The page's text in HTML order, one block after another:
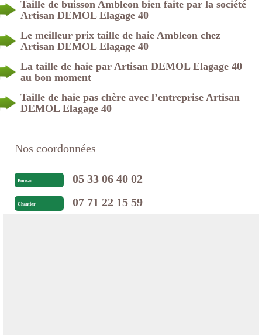
Taille de buisson Ambleon bien faite par la société
Artisan DEMOL Elagage 40
Le meilleur prix taille de haie Ambleon chez
Artisan DEMOL Elagage 40
La taille de haie par Artisan DEMOL Elagage 40
au bon moment
Taille de haie pas chère avec l’entreprise Artisan
DEMOL Elagage 40
Nos coordonnées
Bureau 05 33 06 40 02
Chantier 07 71 22 15 59